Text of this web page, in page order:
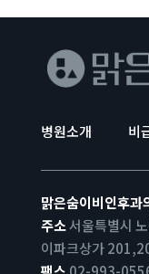
병원소개 비
맑은숨이비인후과
주소서울특별시
이파크상가